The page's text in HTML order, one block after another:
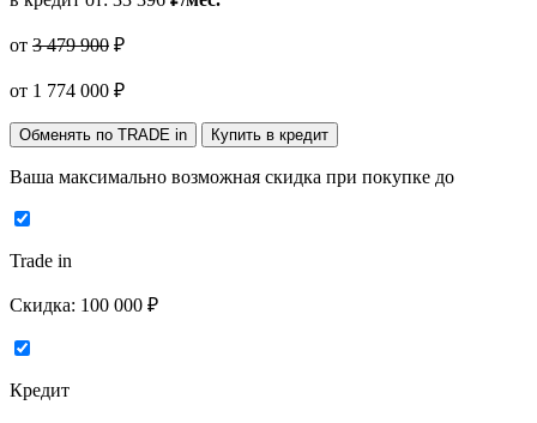
от 3 479 900 ₽
от 1 774 000 ₽
Обменять по TRADE in Купить в кредит
Ваша максимально возможная скидка при покупке до
Trade in
Скидка: 100 000 ₽
Кредит